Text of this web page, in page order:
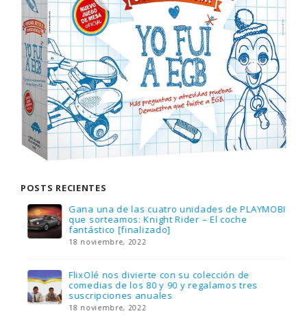
POSTS RECIENTES
Gana una de las cuatro unidades de PLAYMOBIL
que sorteamos: Knight Rider – El coche
fantástico [finalizado]
18 noviembre, 2022
FlixOlé nos divierte con su colección de
comedias de los 80 y 90 y regalamos tres
suscripciones anuales
18 noviembre, 2022